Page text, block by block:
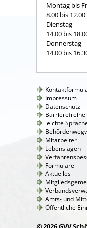
Montag bis
8.00 bis
14.00 bis
Donnerstag
14.00 bis
Impressum
Datenschutz
leichte
Mitarbeiter
Lebenslagen
Formulare
Aktuelles
Amts- und
Öffentliche
© 2026 GVV